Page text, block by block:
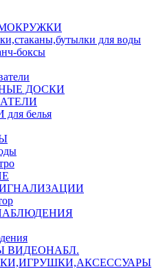
для воды
боксы
ДОСКИ
белья
ВИДЕОНАБЛ.